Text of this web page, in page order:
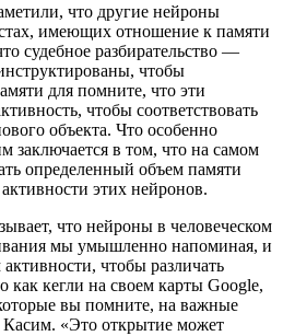
что другие нейроны
имеющих отношение к памяти
судебное разбирательство —
чтобы
для помните, что эти
чтобы соответствовать
объекта. Что особенно
заключается в том, что на самом
определенный объем памяти
этих нейронов.
что нейроны в человеческом
мы умышленно напоминая, и
чтобы различать
кегли на своем карты Google,
вы помните, на важные
«Это открытие может